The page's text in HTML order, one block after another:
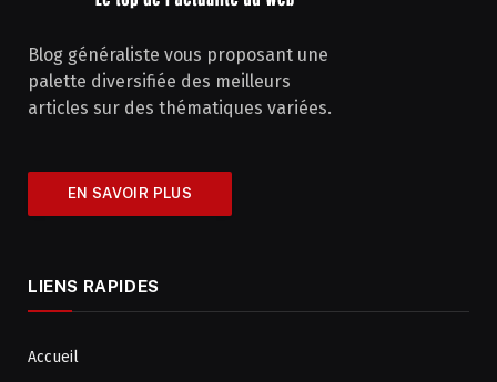
Blog généraliste vous proposant une
palette diversifiée des meilleurs
articles sur des thématiques variées.
EN SAVOIR PLUS
LIENS RAPIDES
Accueil